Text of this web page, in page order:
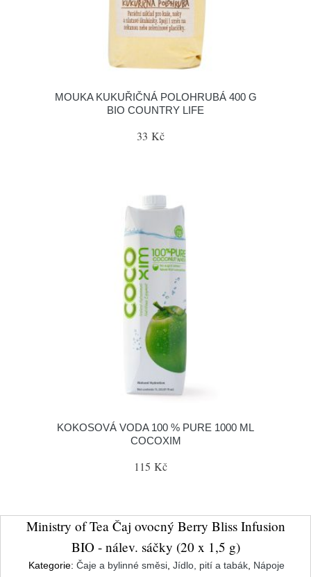
MOUKA KUKUŘIČNÁ POLOHRUBÁ 400 G
BIO COUNTRY LIFE
33 Kč
KOKOSOVÁ VODA 100 % PURE 1000 ML
COCOXIM
115 Kč
Ministry of Tea Čaj ovocný Berry Bliss Infusion
BIO - nálev. sáčky (20 x 1,5 g)
Kategorie: Čaje a bylinné směsi, Jídlo, pití a tabák, Nápoje